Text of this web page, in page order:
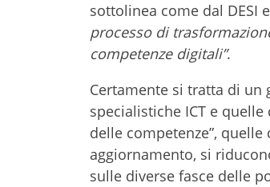
sottolinea come dal DESI
processo di
competenze digitali”.
Certamente si tratta di
specialistiche ICT e
delle competenze”,
aggiornamento, si
sulle diverse fasce delle